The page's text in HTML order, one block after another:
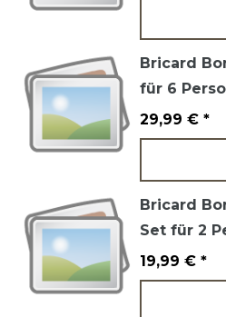
Bricard
für 6
29,99 € *
Bricard
Set für 2
19,99 € *